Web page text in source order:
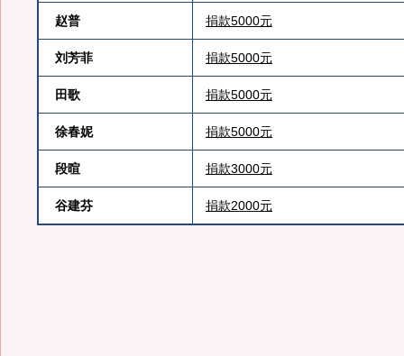
赵普 捐款5000元
刘芳菲 捐款5000元
田歌 捐款5000元
徐春妮 捐款5000元
段暄 捐款3000元
谷建芬 捐款2000元